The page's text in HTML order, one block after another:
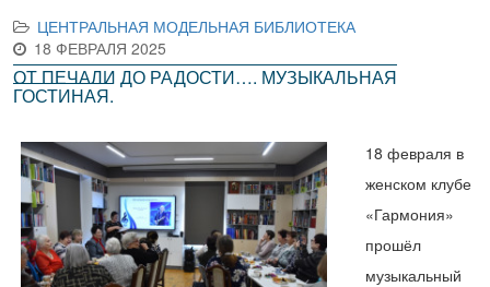
ЦЕНТРАЛЬНАЯ МОДЕЛЬНАЯ БИБЛИОТЕКА
18 ФЕВРАЛЯ 2025
ОТ ПЕЧАЛИ ДО РАДОСТИ…. МУЗЫКАЛЬНАЯ
ГОСТИНАЯ.
18 февраля в
женском клубе
«Гармония»
прошёл
музыкальный